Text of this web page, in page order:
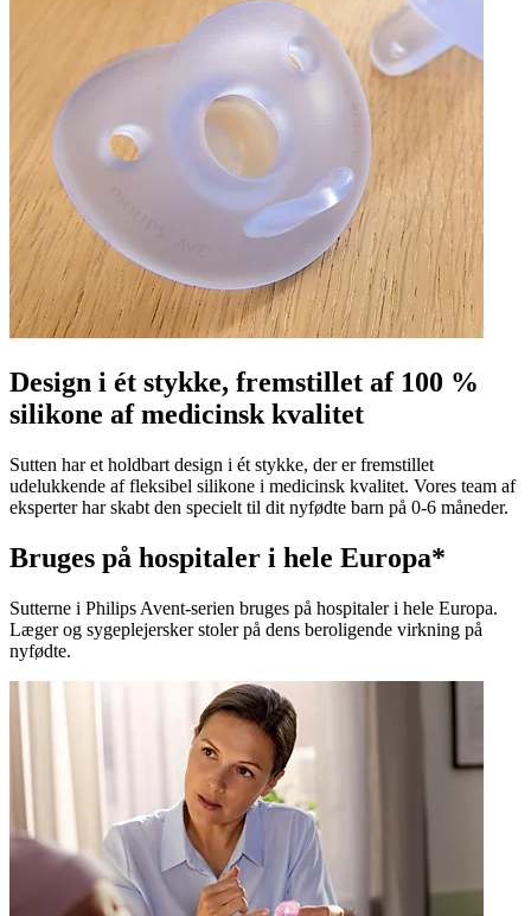
Design i ét stykke, fremstillet af 100 %
silikone af medicinsk kvalitet
Sutten har et holdbart design i ét stykke, der er fremstillet
udelukkende af fleksibel silikone i medicinsk kvalitet. Vores team af
eksperter har skabt den specielt til dit nyfødte barn på 0-6 måneder.
Bruges på hospitaler i hele Europa*
Sutterne i Philips Avent-serien bruges på hospitaler i hele Europa.
Læger og sygeplejersker stoler på dens beroligende virkning på
nyfødte.